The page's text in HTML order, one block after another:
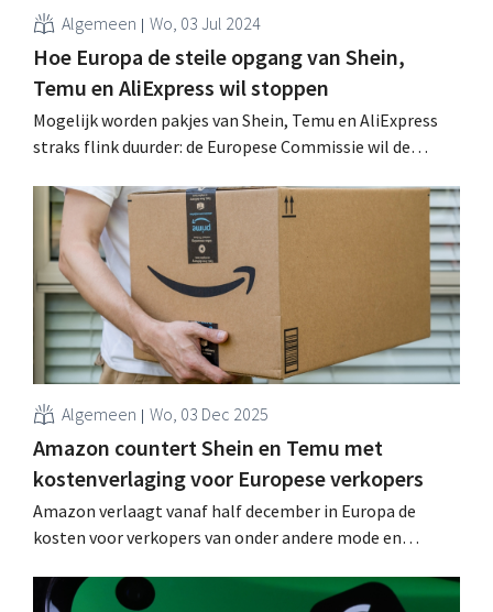
Algemeen Wo, 03 Jul 2024
Hoe Europa de steile opgang van Shein,
Temu en AliExpress wil stoppen
Mogelijk worden pakjes van Shein, Temu en AliExpress
straks flink duurder: de Europese Commissie wil de
Algemeen Wo, 03 Dec 2025
Amazon countert Shein en Temu met
kostenverlaging voor Europese verkopers
Amazon verlaagt vanaf half december in Europa de
kosten voor verkopers van onder andere mode en
op de toenemende concurrentie van CHinese platforms